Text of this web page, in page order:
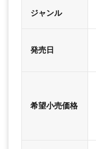
ジャンル
発売日
希望小売価格